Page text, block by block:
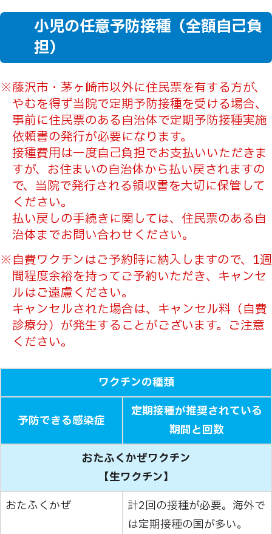
小児の任意予防接種（全額自己負
担）
藤沢市・茅ヶ崎市以外に住民票を有する方が、
やむを得ず当院で定期予防接種を受ける場合、
事前に住民票のある自治体で定期予防接種実施
依頼書の発行が必要になります。
接種費用は一度自己負担でお支払いいただきま
すが、お住まいの自治体から払い戻されますの
で、当院で発行される領収書を大切に保管して
ください。
払い戻しの手続きに関しては、住民票のある自
治体までお問い合わせください。
自費ワクチンはご予約時に納入しますので、1週
間程度余裕を持ってご予約いただき、キャンセ
ルはご遠慮ください。
キャンセルされた場合は、キャンセル料（自費
診療分）が発生することがございます。ご注意
ください。
ワクチンの種類
予防できる感染症
定期接種が推奨されている
期間と回数
おたふくかぜワクチン
【生ワクチン】
おたふくかぜ
計2回の接種が必要。海外で
は定期接種の国が多い。